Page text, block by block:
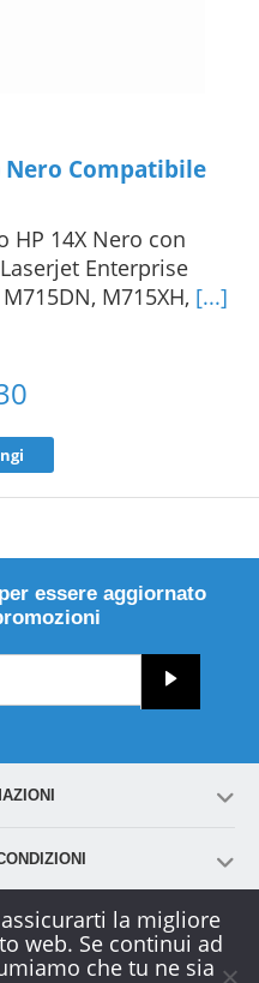
Nero Compatibile
HP 14X Nero con
Enterprise
M715XH, [...]
essere aggiornato
la migliore
web. Se continui ad
che tu ne sia